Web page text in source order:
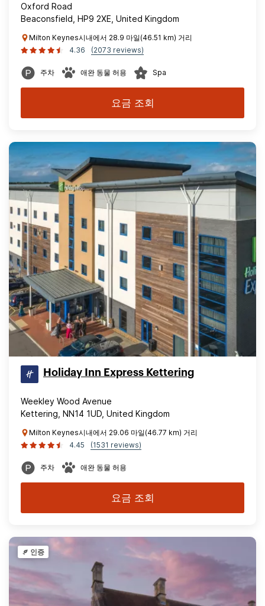
Oxford Road
Beaconsfield, HP9 2XE, United Kingdom
Milton Keynes시내에서 28.9 마일(46.51 km) 거리
4.36
(2073 reviews)
주차 애완 동물 허용 Spa
요금 조회
Holiday Inn Express Kettering
Weekley Wood Avenue
Kettering, NN14 1UD, United Kingdom
Milton Keynes시내에서 29.06 마일(46.77 km) 거리
4.45
(1531 reviews)
주차 애완 동물 허용
요금 조회
인증